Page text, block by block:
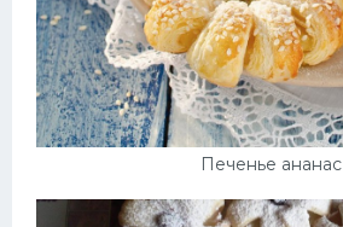
Печенье ананас